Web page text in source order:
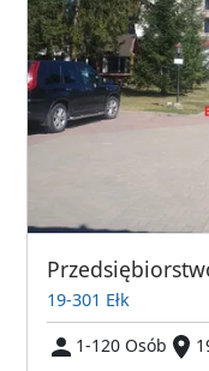
19-301 Ełk
1-120 Osób